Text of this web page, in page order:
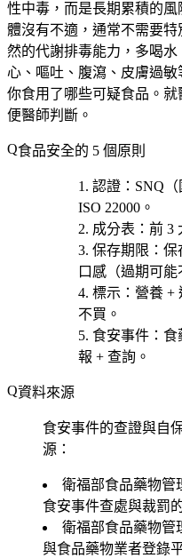
性中毒，而是長期累積的
體沒有不適，通常不需要
然的代謝排毒能力，多喝
心、嘔吐、腹瀉、皮膚過
你食用了哪些可疑食品。
便醫師判斷。
食品安全的 5 個原則
認證 ：SNQ
ISO 22000。
成分表 ：前 3
保存期限 ：
口感（過期可能
標示 ：營養
不買。
食安事件 ：
報 + 查詢。
資料來源
食安事件的查證與自
源：
衛福部食品藥物管
食安事件查處與裁罰
衛福部食品藥物管
與食品藥物業者登錄